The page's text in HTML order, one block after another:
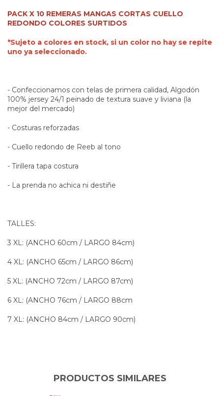
PACK X 10 REMERAS MANGAS CORTAS CUELLO
REDONDO COLORES SURTIDOS
*Sujeto a colores en stock, si un color no hay se repite
uno ya seleccionado.
- Confeccionamos con telas de primera calidad, Algodón
100% jersey 24/1 peinado de textura suave y liviana (la
mejor del mercado)
- Costuras reforzadas
- Cuello redondo de Reeb al tono
- Tirillera tapa costura
- La prenda no achica ni destiñe
TALLES:
3 XL: (ANCHO 60cm / LARGO 84cm)
4 XL: (ANCHO 65cm / LARGO 86cm)
5 XL: (ANCHO 72cm / LARGO 87cm)
6 XL: (ANCHO 76cm / LARGO 88cm
7 XL: (ANCHO 84cm / LARGO 90cm)
PRODUCTOS SIMILARES